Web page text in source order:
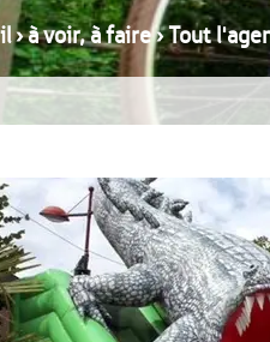
›à voir, à faire›Tout